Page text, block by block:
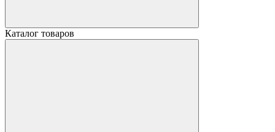
Каталог товаров